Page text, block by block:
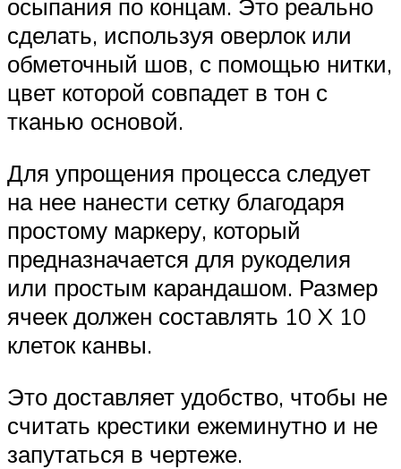
осыпания по концам. Это реально
сделать, используя оверлок или
обметочный шов, с помощью нитки,
цвет которой совпадет в тон с
тканью основой.
Для упрощения процесса следует
на нее нанести сетку благодаря
простому маркеру, который
предназначается для рукоделия
или простым карандашом. Размер
ячеек должен составлять 10 X 10
клеток канвы.
Это доставляет удобство, чтобы не
считать крестики ежеминутно и не
запутаться в чертеже.